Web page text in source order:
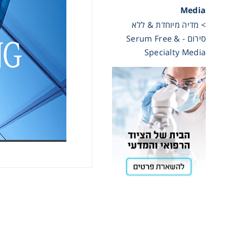
Media
> מדיה מיוחדת & ללא
סירום - Serum Free &
Specialty Media
Cooling